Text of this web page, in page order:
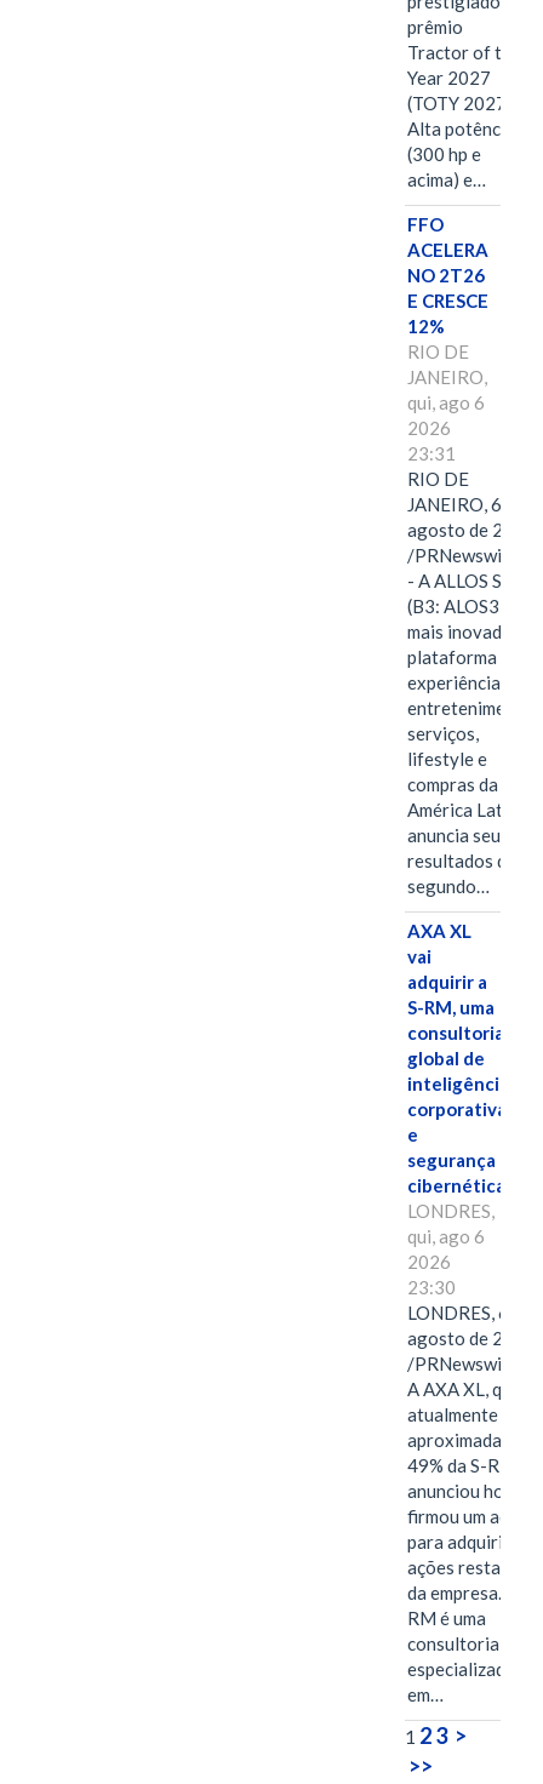
prêmio
Tractor of the
Year 2027
(TOTY 2027:
Alta potência
(300 hp e
acima) e…
FFO
ACELERA
NO 2T26
E CRESCE
12%
RIO DE
JANEIRO,
qui, ago 6
2026
23:31
RIO DE
JANEIRO, 6 de
agosto de 2026
/PRNewswire/ -
- A ALLOS S.A.
(B3: ALOS3), a
mais inovadora
plataforma de
experiências,
entretenimento,
serviços,
lifestyle e
compras da
América Latina
anuncia seus
resultados do
segundo…
AXA XL
vai
adquirir a
S-RM, uma
consultoria
global de
inteligência
corporativa
e
segurança
cibernética
LONDRES,
qui, ago 6
2026
23:30
LONDRES, 6 de
agosto de 2026
/PRNewswire/ --
A AXA XL, que
atualmente
49% da S-RM,
anunciou hoje
firmou um
para adquirir as
ações restantes
da empresa. A S-
RM é uma
consultoria
especializada
em…
1 23 >
>>